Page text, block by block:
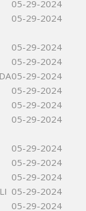
05-29-2024
05-29-2024
05-29-2024
05-29-2024
05-29-2024
05-29-2024
05-29-2024
05-29-2024
05-29-2024
05-29-2024
05-29-2024
05-29-2024
05-29-2024